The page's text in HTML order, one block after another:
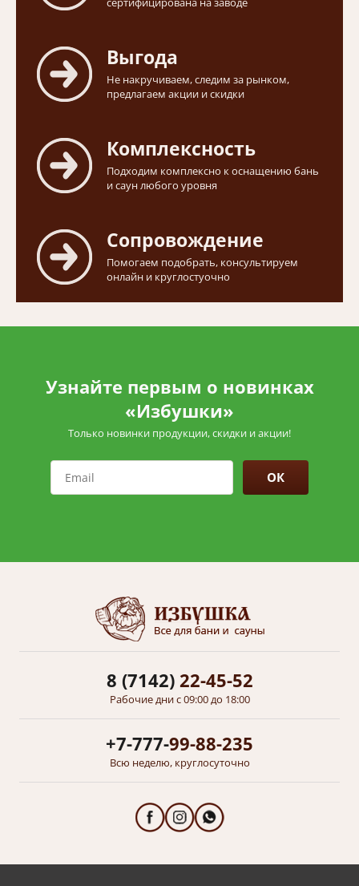
Выгода
Не накручиваем, следим за рынком,
предлагаем акции и скидки
Комплексность
Подходим комплексно к оснащению бань
и саун любого уровня
Сопровождение
Помогаем подобрать, консультируем
онлайн и круглостуочно
Узнайте первым о новинках
«Избушки»
Только новинки продукции, скидки и акции!
ОК
8 (7142)22-45-52
Рабочие дни с 09:00 до 18:00
+7-777-99-88-235
Всю неделю, круглосуточно